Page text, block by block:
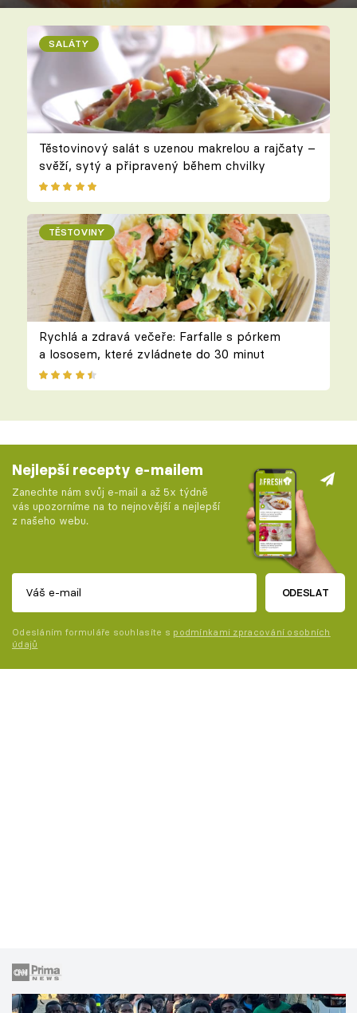
SALÁTY
Těstovinový salát s uzenou makrelou a rajčaty –
svěží, sytý a připravený během chvilky
TĚSTOVINY
Rychlá a zdravá večeře: Farfalle s pórkem
a lososem, které zvládnete do 30 minut
Nejlepší recepty e-mailem
Zanechte nám svůj e-mail a až 5x týdně
vás upozorníme na to nejnovější a nejlepší
z našeho webu.
ODESLAT
Odesláním formuláře souhlasíte s podmínkami zpracování osobních
údajů